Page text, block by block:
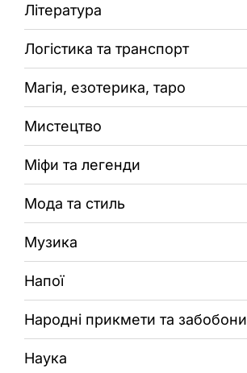
Література
Логістика та транспорт
Магія, езотерика, таро
Мистецтво
Міфи та легенди
Мода та стиль
Музика
Напої
Народні прикмети та забобони
Наука